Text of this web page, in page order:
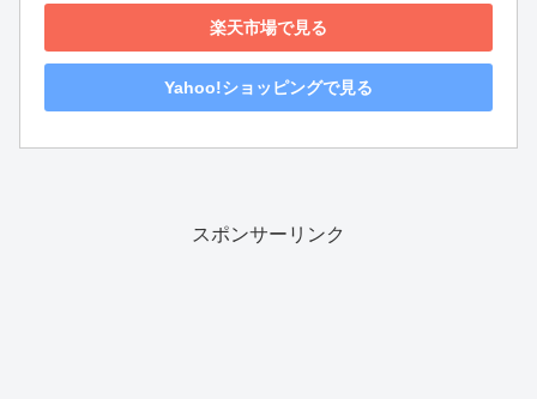
楽天市場で見る
Yahoo!ショッピングで見る
スポンサーリンク